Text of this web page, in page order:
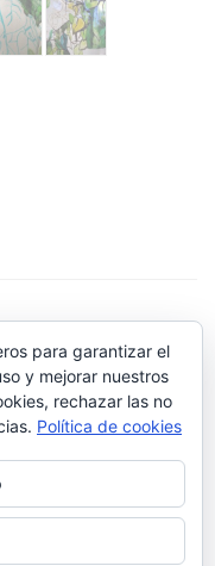
para garantizar el
y mejorar nuestros
rechazar las no
Política de cookies